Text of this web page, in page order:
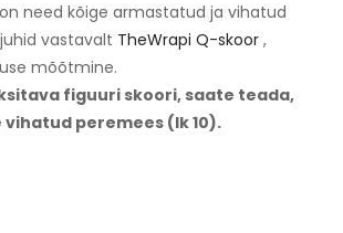
need kõige armastatud ja vihatud
vastavalt TheWrapi Q-skoor ,
mõõtmine.
figuuri skoori, saate teada,
vihatud peremees (lk 10).